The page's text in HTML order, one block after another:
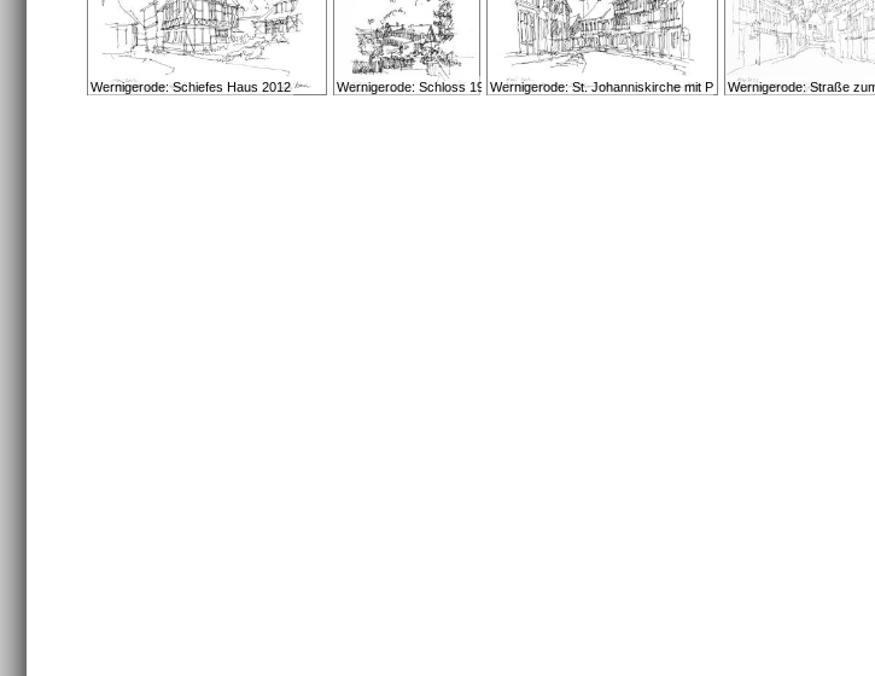
Wernigerode: Schiefes Haus 2012 Wernigerode: Schloss 1995Wernigerode: St. Johanniskirche mit Pfarrstraße 2012
Wernigerode: Straße